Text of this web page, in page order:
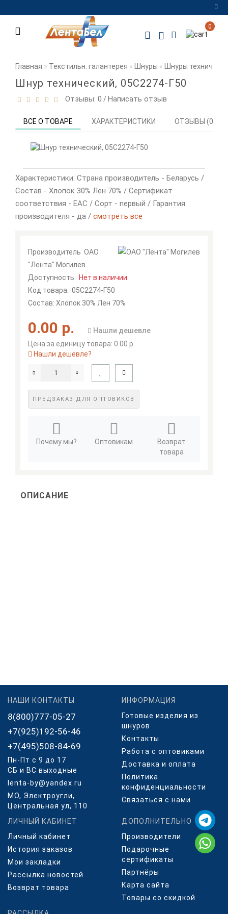
Регистрация
Мои
закладки
товаров0
0
Главная Текстильн. галантерея Шнуры Шнуры
Шнур технический, 05С2274-Г50
Отзывы: 0 /Написать отзыв
ВСЕ О ТОВАРЕ ХАРАКТЕРИСТИКИ ОТЗЫВЫ (0)
Характеристики: Страна производитель - Беларусь /
Состав - Хлопок 30% Лен 70% / Сертификат
соответствия - EAC / Сорт - первый / Гарантия
производителя - да / смотреть все
Производитель ОАО
"Лента" Могилев
Доступность: Нет в наличии
Код товара: 05С2274-Г50
Состав: Хлопок 30% Лен 70%
0.00 р.
Нашли дешевле
Цена за единицу товара: 0.00 р.
Нашли дешевле?
ПРЕДЗАКАЗ ДЛЯ ОПТОВИКОВ
Почему мы? Оптовикам
Возврат
товара
ОПИСАНИЕ
НАШИ КОНТАКТЫ
8(800)777-05-27
+7(925)192-56-46
+7(495)508-84-69
Пн-Пт с 9 до 17
СБ и ВС выходные
lenta-by@yandex.ru
МО, Электроугли,
Центральная ул, 110
ИНФОРМАЦИЯ
Готовые изделия из
шнуров
Контакты
Работа с оптовиками
Доставка и оплата
Политика
конфиденциальности
Связаться с нами
ЛИЧНЫЙ КАБИНЕТ
Личный кабинет
История заказов
Мои закладки
Рассылка новостей
Возврат товара
ДОПОЛНИТЕЛЬНО
Производители
Подарочные
сертификаты
Партнёры
Карта сайта
Товары со скидкой